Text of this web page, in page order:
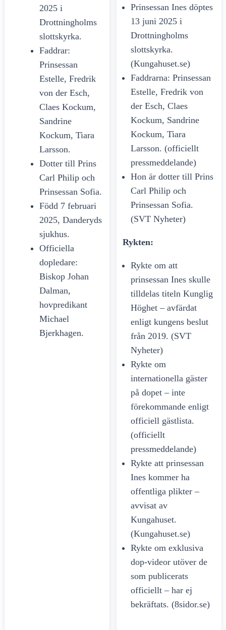
2025 i
Drottningholms
slottskyrka.
Faddrar:
Prinsessan
Estelle, Fredrik
von der Esch,
Claes Kockum,
Sandrine
Kockum, Tiara
Larsson.
Dotter till Prins
Carl Philip och
Prinsessan Sofia.
Född 7 februari
2025, Danderyds
sjukhus.
Officiella
dopledare:
Biskop Johan
Dalman,
hovpredikant
Michael
Bjerkhagen.
Prinsessan Ines döptes
13 juni 2025 i
Drottningholms
slottskyrka.
(Kungahuset.se)
Faddrarna: Prinsessan
Estelle, Fredrik von
der Esch, Claes
Kockum, Sandrine
Kockum, Tiara
Larsson. (officiellt
pressmeddelande)
Hon är dotter till Prins
Carl Philip och
Prinsessan Sofia.
(SVT Nyheter)
Rykten:
Rykte om att
prinsessan Ines skulle
tilldelas titeln Kunglig
Höghet – avfärdat
enligt kungens beslut
från 2019. (SVT
Nyheter)
Rykte om
internationella gäster
på dopet – inte
förekommande enligt
officiell gästlista.
(officiellt
pressmeddelande)
Rykte att prinsessan
Ines kommer ha
offentliga plikter –
avvisat av
Kungahuset.
(Kungahuset.se)
Rykte om exklusiva
dop-videor utöver de
som publicerats
officiellt – har ej
bekräftats. (8sidor.se)